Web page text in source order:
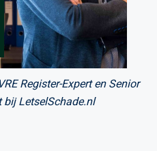
Register-Expert en Senior
LetselSchade.nl